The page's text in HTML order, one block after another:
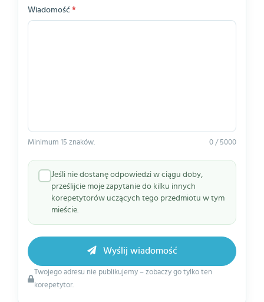
Wiadomość *
Minimum 15 znaków. 0 / 5000
Jeśli nie dostanę odpowiedzi w ciągu doby,
prześlijcie moje zapytanie do kilku innych
korepetytorów uczących tego przedmiotu w tym
mieście.
Twojego adresu nie publikujemy – zobaczy go tylko ten
korepetytor.
Wyślij wiadomość